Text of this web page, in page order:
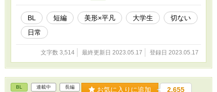
BL 短編 美形×平凡 大学生
切ない
日常
文字数 3,514 最終更新日 2023.05.17 登録日 2023.05.17
BL 連載中 長編 お気に入りに追加 2,655